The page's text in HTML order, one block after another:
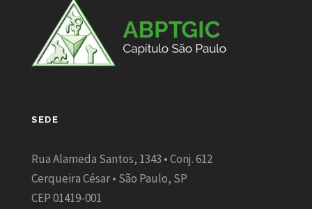
SEDE
Rua Alameda Santos, 1343 • Conj. 612
Cerqueira César • São Paulo, SP
CEP 01419-001